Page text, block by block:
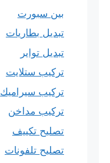
بين سبورت
تبديل بطاريات
تبديل تواير
تركيب ستلايت
تركيب سيراميك
تركيب مداخن
تصليح تكييف
تصليح تلفونات